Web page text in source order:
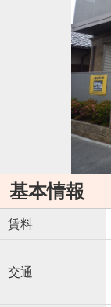
基本情報
賃料
交通